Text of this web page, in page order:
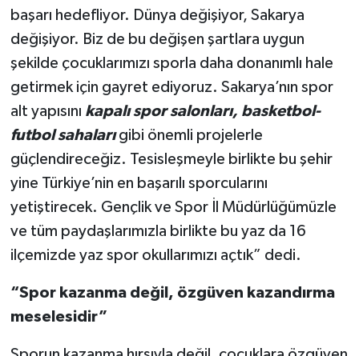
başarı hedefliyor. Dünya değişiyor, Sakarya
değişiyor. Biz de bu değişen şartlara uygun
şekilde çocuklarımızı sporla daha donanımlı hale
getirmek için gayret ediyoruz. Sakarya’nın spor
alt yapısını kapalı spor salonları, basketbol-
futbol sahalarıgibi önemli projelerle
güçlendireceğiz. Tesisleşmeyle birlikte bu şehir
yine Türkiye’nin en başarılı sporcularını
yetiştirecek. Gençlik ve Spor İl Müdürlüğümüzle
ve tüm paydaşlarımızla birlikte bu yaz da 16
ilçemizde yaz spor okullarımızı açtık” dedi.
“Spor kazanma değil, özgüven kazandırma
meselesidir”